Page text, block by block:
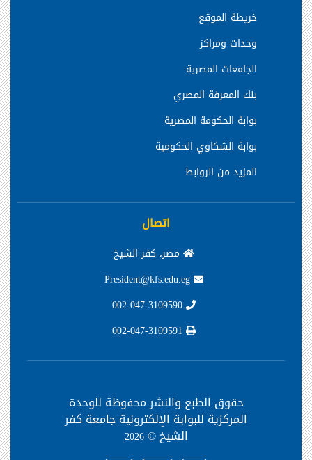
خريطة الموقع
وحدات ومراكز
الجامعات المصرية
بنك المعرفة المصري
بوابة الحكومة المصرية
بوابة الشكاوي الحكومية
المزيد من الروابط
اتصال
مصر، كفر الشيخ
حقوق الطبع والنشر محفوظة للوحدة
المركزية للبوابة الإلكترونية جامعة كفر
الشيخ ©2026